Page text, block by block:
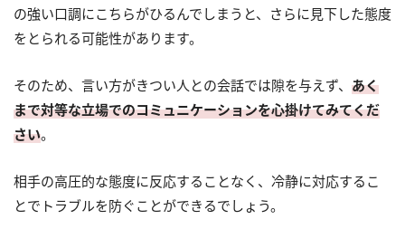
の強い口調にこちらがひるんでしまうと、さらに見下した態度
をとられる可能性があります。
そのため、言い方がきつい人との会話では隙を与えず、 あく
まで対等な立場でのコミュニケーションを心掛けてみてくだ
さい。
相手の高圧的な態度に反応することなく、冷静に対応するこ
とでトラブルを防ぐことができるでしょう。